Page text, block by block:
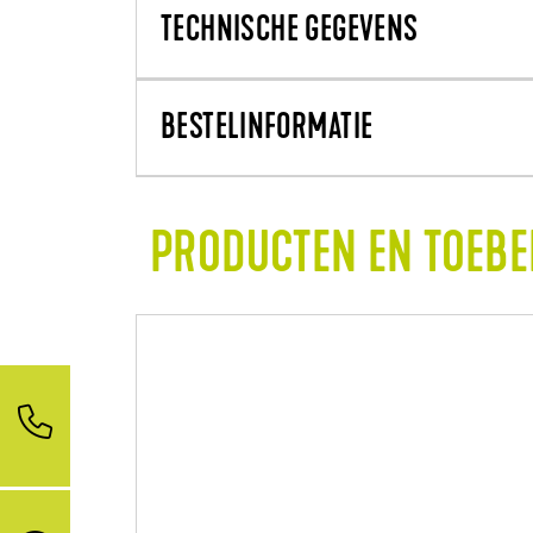
TECHNISCHE GEGEVENS
BESTELINFORMATIE
PRODUCTEN EN